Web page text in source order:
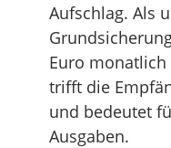
Aufschlag. Als
Euro monatlich
trifft die
und bedeutet
Ausgaben.